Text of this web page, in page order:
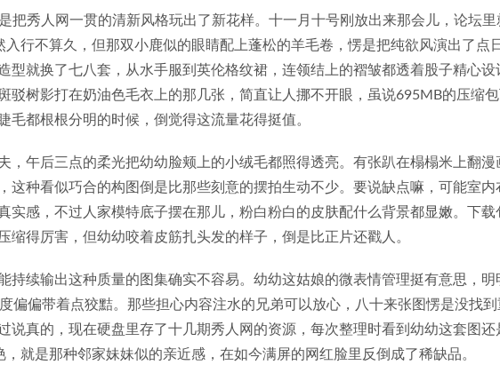
把秀人网一贯的清新风格玩出了新花样。十一月十号刚放出来那会儿，论坛里
行不算久，但那双小鹿似的眼睛配上蓬松的羊毛卷，愣是把纯欲风演出了点
型就换了七八套，从水手服到英伦格纹裙，连领结上的褶皱都透着股子精心设
驳树影打在奶油色毛衣上的那几张，简直让人挪不开眼，虽说695MB的压缩
毛都根根分明的时候，倒觉得这流量花得挺值。
，午后三点的柔光把幼幼脸颊上的小绒毛都照得透亮。有张趴在榻榻米上翻漫
这种看似巧合的构图倒是比那些刻意的摆拍生动不少。要说缺点嘛，可能室内
实感，不过人家模特底子摆在那儿，粉白粉白的皮肤配什么背景都显嫩。下载
缩得厉害，但幼幼咬着皮筋扎头发的样子，倒是比正片还戳人。
持续输出这种质量的图集确实不容易。幼幼这姑娘的微表情管理挺有意思，明
偏偏带着点狡黠。那些担心内容注水的兄弟可以放心，八十来张图愣是没找到
说真的，现在硬盘里存了十几期秀人网的资源，每次整理时看到幼幼这套图还
就是那种邻家妹妹似的亲近感，在如今满屏的网红脸里反倒成了稀缺品。